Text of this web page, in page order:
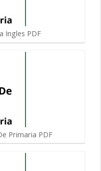
Ingles PDF
Primaria PDF